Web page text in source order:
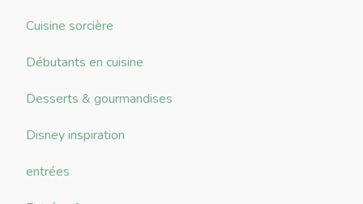
Cuisine sorcière
Débutants en cuisine
Desserts & gourmandises
Disney inspiration
entrées